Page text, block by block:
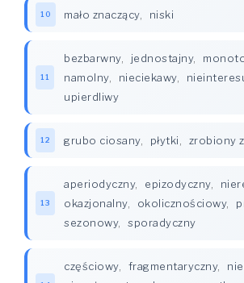
10 mało znaczący, niski
11
bezbarwny, jednostajny,
namolny, nieciekawy,
upierdliwy
12 grubo ciosany, płytki, zrobiony
13
aperiodyczny, epizodyczny,
okazjonalny, okolicznościowy,
sezonowy, sporadyczny
częściowy, fragmentaryczny,